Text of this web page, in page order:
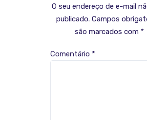
O seu endereço de e-mail
publicado. Campos
são marcados com *
Comentário *